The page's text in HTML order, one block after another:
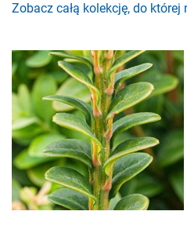
Zobacz całą kolekcję, do której